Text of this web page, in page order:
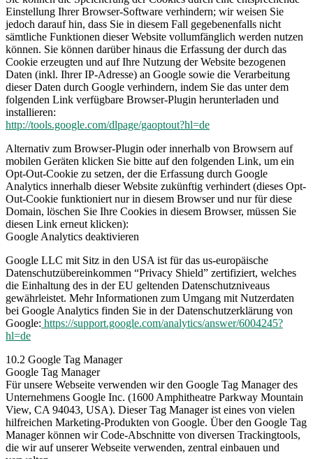
Einstellung Ihrer Browser-Software verhindern; wir weisen Sie
jedoch darauf hin, dass Sie in diesem Fall gegebenenfalls nicht
sämtliche Funktionen dieser Website vollumfänglich werden nutzen
können. Sie können darüber hinaus die Erfassung der durch das
Cookie erzeugten und auf Ihre Nutzung der Website bezogenen
Daten (inkl. Ihrer IP-Adresse) an Google sowie die Verarbeitung
dieser Daten durch Google verhindern, indem Sie das unter dem
folgenden Link verfügbare Browser-Plugin herunterladen und
installieren:
http://tools.google.com/dlpage/gaoptout?hl=de
Alternativ zum Browser-Plugin oder innerhalb von Browsern auf
mobilen Geräten klicken Sie bitte auf den folgenden Link, um ein
Opt-Out-Cookie zu setzen, der die Erfassung durch Google
Analytics innerhalb dieser Website zukünftig verhindert (dieses Opt-
Out-Cookie funktioniert nur in diesem Browser und nur für diese
Domain, löschen Sie Ihre Cookies in diesem Browser, müssen Sie
diesen Link erneut klicken):
Google Analytics deaktivieren
Google LLC mit Sitz in den USA ist für das us-europäische
Datenschutzübereinkommen “Privacy Shield” zertifiziert, welches
die Einhaltung des in der EU geltenden Datenschutzniveaus
gewährleistet. Mehr Informationen zum Umgang mit Nutzerdaten
bei Google Analytics finden Sie in der Datenschutzerklärung von
Google: https://support.google.com/analytics/answer/6004245?
hl=de
10.2 Google Tag Manager
Google Tag Manager
Für unsere Webseite verwenden wir den Google Tag Manager des
Unternehmens Google Inc. (1600 Amphitheatre Parkway Mountain
View, CA 94043, USA). Dieser Tag Manager ist eines von vielen
hilfreichen Marketing-Produkten von Google. Über den Google Tag
Manager können wir Code-Abschnitte von diversen Trackingtools,
die wir auf unserer Webseite verwenden, zentral einbauen und